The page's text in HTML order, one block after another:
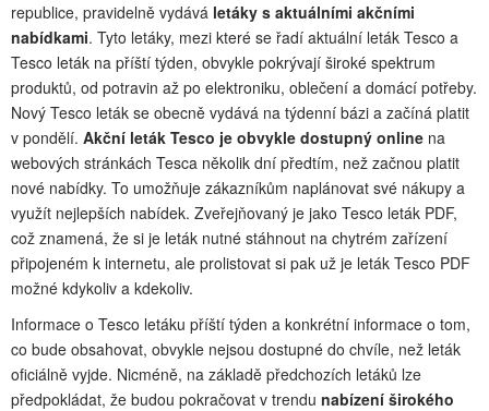
republice, pravidelně vydává letáky s aktuálními akčními
nabídkami. Tyto letáky, mezi které se řadí aktuální leták Tesco a
Tesco leták na příští týden, obvykle pokrývají široké spektrum
produktů, od potravin až po elektroniku, oblečení a domácí potřeby.
Nový Tesco leták se obecně vydává na týdenní bázi a začíná platit
v pondělí. Akční leták Tesco je obvykle dostupný online na
webových stránkách Tesca několik dní předtím, než začnou platit
nové nabídky. To umožňuje zákazníkům naplánovat své nákupy a
využít nejlepších nabídek. Zveřejňovaný je jako Tesco leták PDF,
což znamená, že si je leták nutné stáhnout na chytrém zařízení
připojeném k internetu, ale prolistovat si pak už je leták Tesco PDF
možné kdykoliv a kdekoliv.
Informace o Tesco letáku příští týden a konkrétní informace o tom,
co bude obsahovat, obvykle nejsou dostupné do chvíle, než leták
oficiálně vyjde. Nicméně, na základě předchozích letáků lze
předpokládat, že budou pokračovat v trendu nabízení širokého